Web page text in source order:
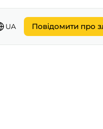
UA Повідомити про